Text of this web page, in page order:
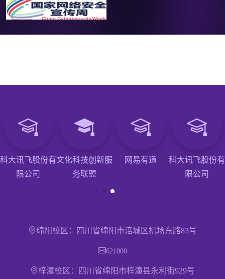
科大讯飞股份有
限公司
文化科技创新服
务联盟
网易有道
科大讯飞股份有
限公司
绵阳校区：四川省绵阳市涪城区机场东路83号
621000
梓潼校区：四川省绵阳市梓潼县永利街929号